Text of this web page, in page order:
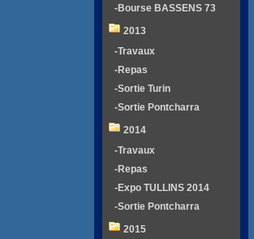
-Bourse BASSENS 73
2013
-Travaux
-Repas
-Sortie Turin
-Sortie Pontcharra
2014
-Travaux
-Repas
-Expo TULLINS 2014
-Sortie Pontcharra
2015